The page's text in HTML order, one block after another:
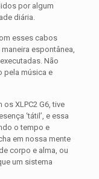
por algum
diária.
esses cabos
maneira espontânea,
Não
pela música e
XLPC2 G6, tive
‘tátil’, e essa
o tempo e
em nossa mente
corpo e alma, ou
um sistema